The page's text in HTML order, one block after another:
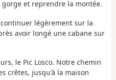
et reprendre la montée.
légèrement sur la
avoir longé une cabane sur
le Pic Losco. Notre chemin
crêtes, jusqu'à la maison